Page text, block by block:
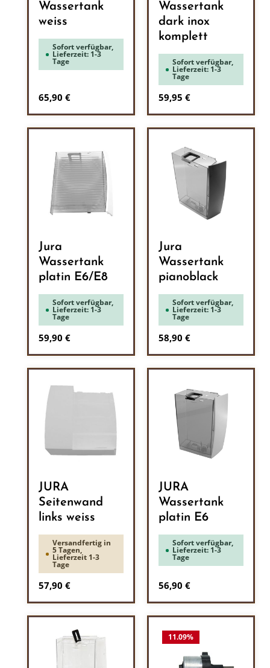
Wassertank
weiss
Sofort verfügbar,
Lieferzeit: 1-3
Tage
Regulärer Preis:
65,90 €
Wassertank
dark inox
komplett
Sofort verfügbar,
Lieferzeit: 1-3
Tage
Regulärer Preis:
59,95 €
Jura
Wassertank
platin E6/E8
Sofort verfügbar,
Lieferzeit: 1-3
Tage
Regulärer Preis:
59,90 €
Jura
Wassertank
pianoblack
Sofort verfügbar,
Lieferzeit: 1-3
Tage
Regulärer Preis:
58,90 €
JURA
Seitenwand
links weiss
Versandfertig in
5 Tagen,
Lieferzeit 1-3
Tage
Regulärer Preis:
57,90 €
JURA
Wassertank
platin E6
Sofort verfügbar,
Lieferzeit: 1-3
Tage
Regulärer Preis:
56,90 €
11.09%